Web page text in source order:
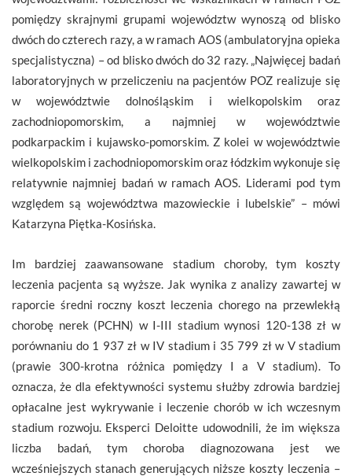
pomiędzy skrajnymi grupami województw wynoszą od blisko
dwóch do czterech razy, a w ramach AOS (ambulatoryjna opieka
specjalistyczna) – od blisko dwóch do 32 razy. „Najwięcej badań
laboratoryjnych w przeliczeniu na pacjentów POZ realizuje się
w województwie dolnośląskim i wielkopolskim oraz
zachodniopomorskim, a najmniej w województwie
podkarpackim i kujawsko-pomorskim. Z kolei w województwie
wielkopolskim i zachodniopomorskim oraz łódzkim wykonuje się
relatywnie najmniej badań w ramach AOS. Liderami pod tym
względem są województwa mazowieckie i lubelskie” – mówi
Katarzyna Piętka-Kosińska.
Im bardziej zaawansowane stadium choroby, tym koszty
leczenia pacjenta są wyższe. Jak wynika z analizy zawartej w
raporcie średni roczny koszt leczenia chorego na przewlekłą
chorobę nerek (PCHN) w I-III stadium wynosi 120-138 zł w
porównaniu do 1 937 zł w IV stadium i 35 799 zł w V stadium
(prawie 300-krotna różnica pomiędzy I a V stadium). To
oznacza, że dla efektywności systemu służby zdrowia bardziej
opłacalne jest wykrywanie i leczenie chorób w ich wczesnym
stadium rozwoju. Eksperci Deloitte udowodnili, że im większa
liczba badań, tym choroba diagnozowana jest we
wcześniejszych stanach generujących niższe koszty leczenia –